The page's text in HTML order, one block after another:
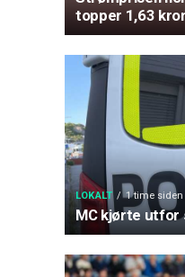
topper 1,63
LOKALT 1 time siden
MC kjørte utfor